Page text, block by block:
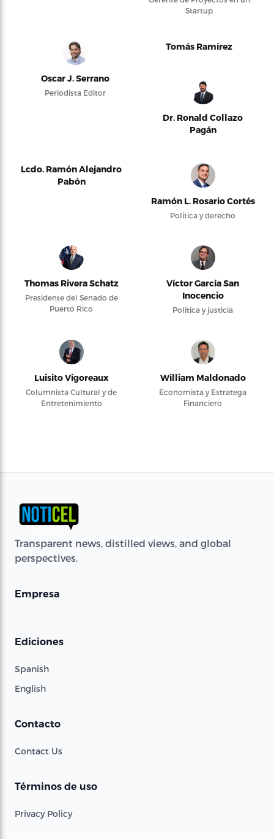
Startup
Oscar J. Serrano
Periodista Editor
Tomás Ramírez
Dr. Ronald Collazo
Pagán
Lcdo. Ramón Alejandro
Pabón
Ramón L. Rosario Cortés
Política y derecho
Thomas Rivera Schatz
Presidente del Senado de
Puerto Rico
Víctor García San
Inocencio
Política y justicia
Luisito Vigoreaux
Columnista Cultural y de
Entretenimiento
William Maldonado
Economista y Estratega
Financiero
Transparent news, distilled views, and global
perspectives.
Empresa
Ediciones
Spanish
English
Contacto
Contact Us
Términos de uso
Privacy Policy